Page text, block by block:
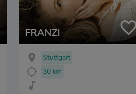
FRANZI
Stuttgart
30 km